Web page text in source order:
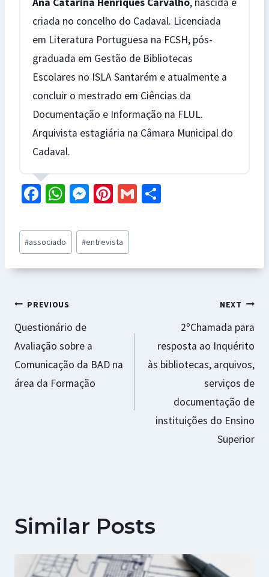
criada no concelho do Cadaval. Licenciada
em Literatura Portuguesa na FCSH, pós-
graduada em Gestão de Bibliotecas
Escolares no ISLA Santarém e atualmente a
concluir o mestrado em Ciências da
Documentação e Informação na FLUL.
Arquivista estagiária na Câmara Municipal do
Cadaval.
Fa
b
o
o
W
at
sA
p
M
se
n
ge
Pi
er
es
t
G
Post
Tags:
#associado #entrevista
Navegação
de
artigos
PREVIOUS
Questionário de
Avaliação sobre a
Comunicação da BAD na
área da Formação
NEXT
2ºChamada para
resposta ao Inquérito
às bibliotecas, arquivos,
serviços de
documentação de
instituições do Ensino
Superior
Similar Posts